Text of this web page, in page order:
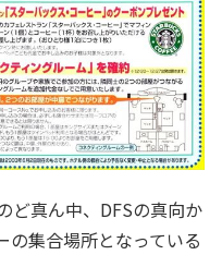
ど真ん中、DFSの真向か
の集合場所となっている